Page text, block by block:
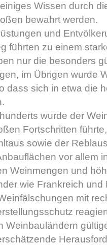
Wissen durch
bewahrt werden.
und
führten zu einem
nur die besonders
im Übrigen wurde
dass sich in etwa die
wurde der
Fortschritten
sowie der
vor allem
Weinmengen und
wie Frankreich und
mit
Weinbauländern